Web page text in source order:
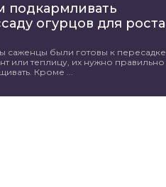
подкармливать
огурцов для роста
саженцы были готовы к пересадке
или теплицу, их нужно правильно
Кроме ...